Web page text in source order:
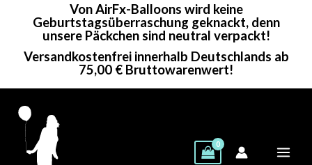
Von AirFx-Balloons wird keine
Geburtstagsüberraschung geknackt, denn
unsere Päckchen sind neutral verpackt!
Versandkostenfrei innerhalb Deutschlands ab
75,00 € Bruttowarenwert!